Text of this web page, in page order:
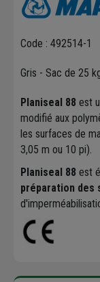
Code : 492514-1
Gris - Sac de 25
Planiseal 88 est
modifié aux
les surfaces de
3,05 m ou 10 pi).
Planiseal 88 est
préparation des